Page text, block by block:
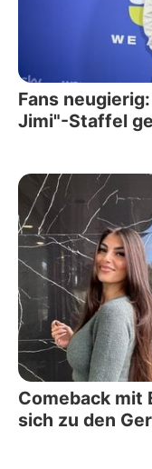
Fans
Jimi"-Staffel
Comeback mit
sich zu den